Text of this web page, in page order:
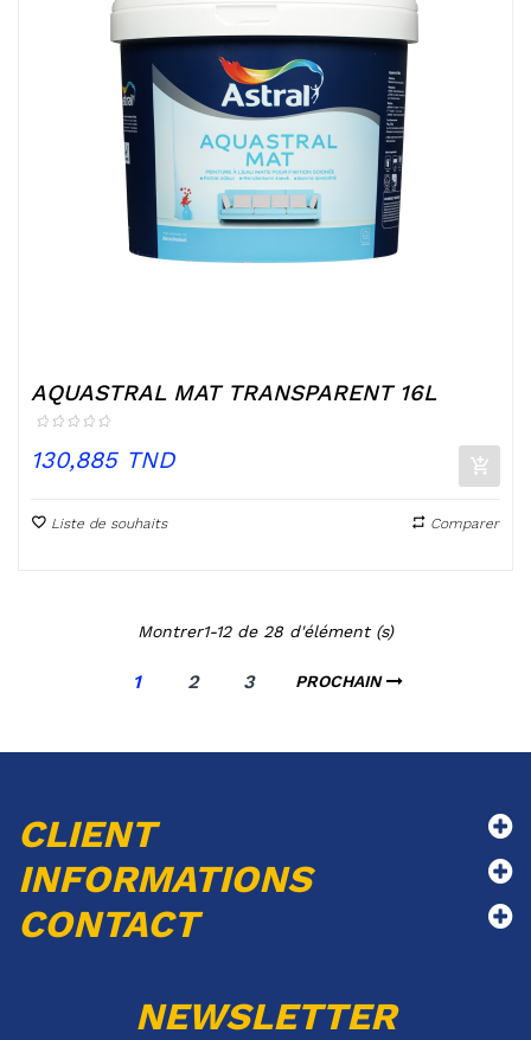
AQUASTRAL MAT TRANSPARENT 16L
Prix
130,885 TND
Liste de souhaits Comparer
Montrer1-12 de 28 d'élément (s)
1 2 3 PROCHAIN
CLIENT
INFORMATIONS
CONTACT
NEWSLETTER